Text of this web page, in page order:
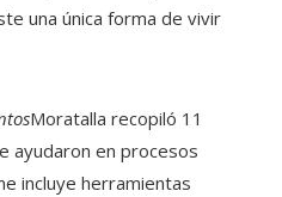
una única forma de vivir
Moratalla recopiló 11
ayudaron en procesos
incluye herramientas